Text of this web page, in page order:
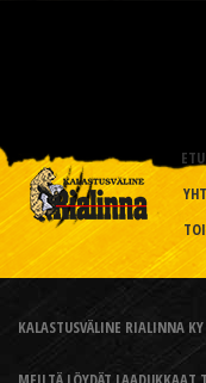
KALASTUSVÄLINE RIALINNA KY